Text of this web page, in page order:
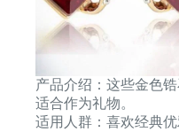
产品介绍：这些金色
适合作为礼物。
适用人群：喜欢经典优